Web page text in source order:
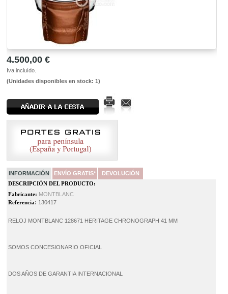
4.500,00 €
Iva incluído.
(Unidades disponibles en stock: 1)
INFORMACIÓN ENVÍO GRATIS*
DEVOLUCIÓN
DESCRIPCIÓN DEL PRODUCTO:
Fabricante: MONTBLANC
Referencia: 130417
RELOJ MONTBLANC 128671 HERITAGE CHRONOGRAPH 41 MM
SOMOS CONCESIONARIO OFICIAL
DOS AÑOS DE GARANTIA INTERNACIONAL